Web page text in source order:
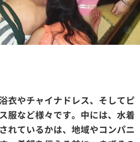
衣やチャイナドレス、そしてピ
服など様々です。中には、水着
れているかは、地域やコンパニ